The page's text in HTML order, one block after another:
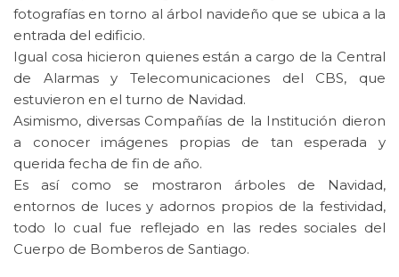
fotografías en torno al árbol navideño que se ubica a la
entrada del edificio.
Igual cosa hicieron quienes están a cargo de la Central
de Alarmas y Telecomunicaciones del CBS, que
estuvieron en el turno de Navidad.
Asimismo, diversas Compañías de la Institución dieron
a conocer imágenes propias de tan esperada y
querida fecha de fin de año.
Es así como se mostraron árboles de Navidad,
entornos de luces y adornos propios de la festividad,
todo lo cual fue reflejado en las redes sociales del
Cuerpo de Bomberos de Santiago.